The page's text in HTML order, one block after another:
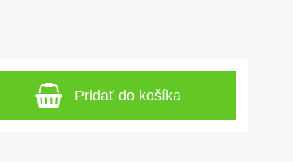
Pridať do košíka